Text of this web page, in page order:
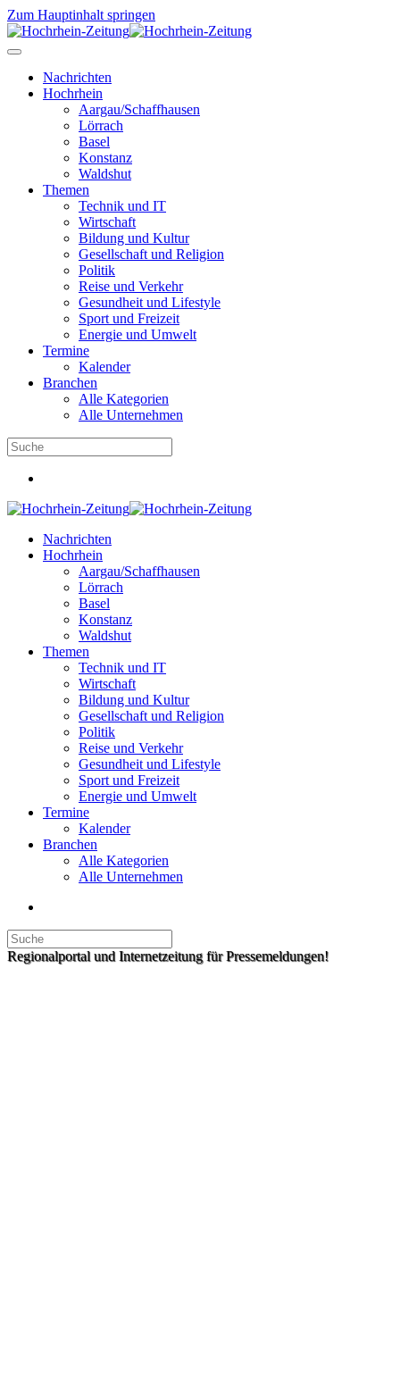
Zum Hauptinhalt springen
Nachrichten
Hochrhein
Aargau/Schaffhausen
Lörrach
Basel
Konstanz
Waldshut
Themen
Technik und IT
Wirtschaft
Bildung und Kultur
Gesellschaft und Religion
Politik
Reise und Verkehr
Gesundheit und Lifestyle
Sport und Freizeit
Energie und Umwelt
Termine
Kalender
Branchen
Alle Kategorien
Alle Unternehmen
Nachrichten
Hochrhein
Aargau/Schaffhausen
Lörrach
Basel
Konstanz
Waldshut
Themen
Technik und IT
Wirtschaft
Bildung und Kultur
Gesellschaft und Religion
Politik
Reise und Verkehr
Gesundheit und Lifestyle
Sport und Freizeit
Energie und Umwelt
Termine
Kalender
Branchen
Alle Kategorien
Alle Unternehmen
Regionalportal und Internetzeitung für Pressemeldungen!